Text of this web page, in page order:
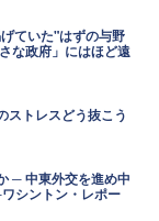
ていた"はずの与野
な政府」にはほど遠
トレスどう抜こう
─ 中東外交を進め中
シントン・レポー